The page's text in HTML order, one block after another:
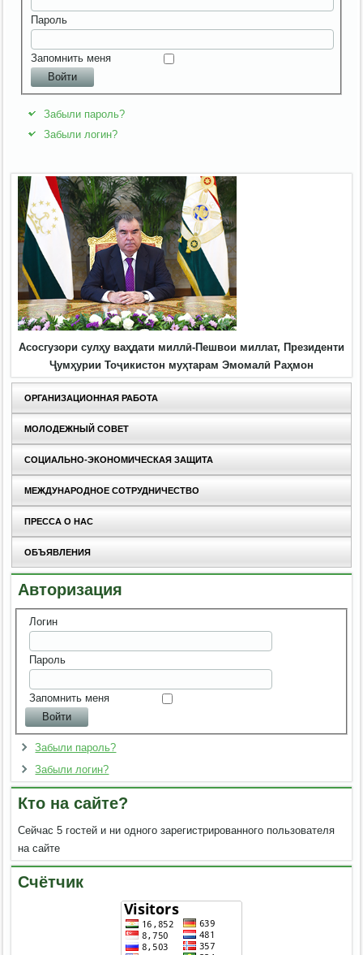
Пароль
Запомнить меня
Войти
Забыли пароль?
Забыли логин?
Асосгузори сулҳу ваҳдати миллӣ-Пешвои миллат, Президенти
Ҷумҳурии Тоҷикистон муҳтарам Эмомалӣ Раҳмон
ОРГАНИЗАЦИОННАЯ РАБОТА
МОЛОДЕЖНЫЙ СОВЕТ
СОЦИАЛЬНО-ЭКОНОМИЧЕСКАЯ ЗАЩИТА
МЕЖДУНАРОДНОЕ СОТРУДНИЧЕСТВО
ПРЕССА О НАС
ОБЪЯВЛЕНИЯ
Авторизация
Логин
Пароль
Запомнить меня
Забыли пароль?
Забыли логин?
Кто на сайте?
Сейчас 5 гостей и ни одного зарегистрированного пользователя
на сайте
Счётчик